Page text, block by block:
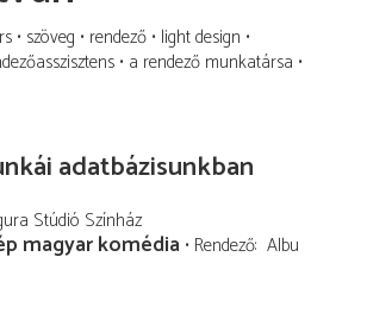
szöveg rendező light design
a rendező munkatársa
adatbázisunkban
Stúdió Színház
magyar komédia Rendező Albu